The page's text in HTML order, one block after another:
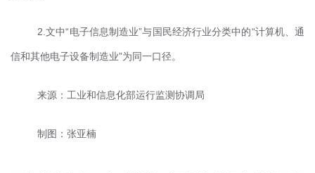
2.文中“电子信息制造业”与国民经济行业分类中的“计算机、通
信和其他电子设备制造业”为同一口径。
来源：工业和信息化部运行监测协调局
制图：张亚楠